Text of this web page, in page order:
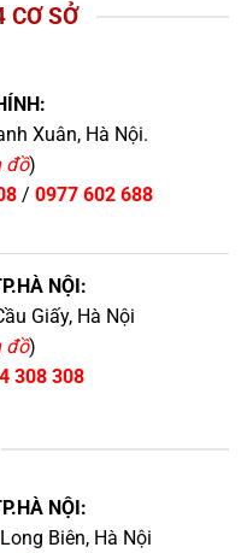
CƠ SỞ
Xuân, Hà Nội.
đồ)
/ 0977 602 688
NỘI:
Giấy, Hà Nội
đồ)
308 308
NỘI:
Biên, Hà Nội